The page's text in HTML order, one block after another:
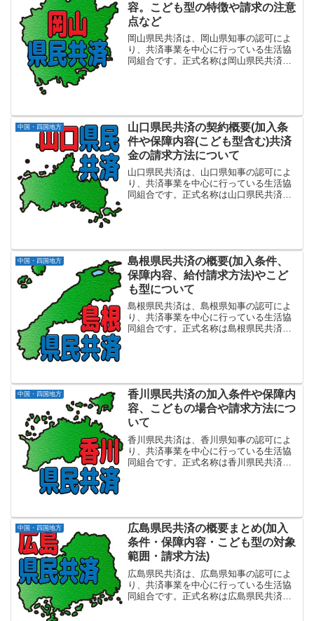
容。こども型の特徴や請求の注意
点など
岡山県民共済は、岡山県知事の認可によ
り、共済事業を中心に行っている生活協
同組合です。正式名称は岡山県民共済生
中国・四国地方
山口県民共済の契約概要(加入条
件や保障内容(こども型含む)共済
金の請求方法について
山口県民共済は、山口県知事の認可によ
り、共済事業を中心に行っている生活協
同組合です。正式名称は山口県民共済生
中国・四国地方
島根県民共済の概要(加入条件、
保障内容、給付請求方法)やこど
も型について
島根県民共済は、島根県知事の認可によ
り、共済事業を中心に行っている生活協
同組合です。正式名称は島根県民共済生
中国・四国地方
香川県民共済の加入条件や保障内
容、こどもの場合や請求方法につ
いて
香川県民共済は、香川県知事の認可によ
り、共済事業を中心に行っている生活協
同組合です。正式名称は香川県民共済生
中国・四国地方
広島県民共済の概要まとめ(加入
条件・保障内容・こども型の対象
範囲・請求方法)
広島県民共済は、広島県知事の認可によ
り、共済事業を中心に行っている生活協
同組合です。正式名称は広島県民共済生